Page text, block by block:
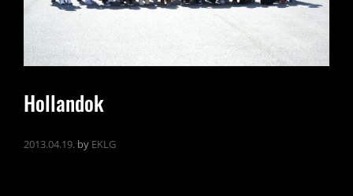
Hollandok
2013.04.19. by EKLG